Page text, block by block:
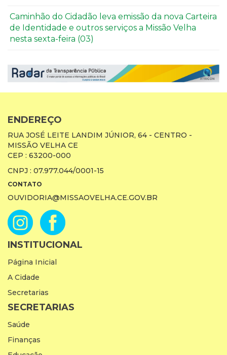
Caminhão do Cidadão leva emissão da nova Carteira
de Identidade e outros serviços a Missão Velha
nesta sexta-feira (03)
ENDEREÇO
RUA JOSÉ LEITE LANDIM JÚNIOR, 64 - CENTRO -
MISSÃO VELHA CE
CEP : 63200-000
CNPJ : 07.977.044/0001-15
CONTATO
OUVIDORIA@MISSAOVELHA.CE.GOV.BR
INSTITUCIONAL
Página Inicial
A Cidade
Secretarias
SECRETARIAS
Saúde
Finanças